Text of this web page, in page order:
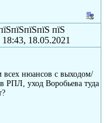
пїЅ
18.05.2021
всех нюансов с выходом/
РПЛ, уход Воробьева туда